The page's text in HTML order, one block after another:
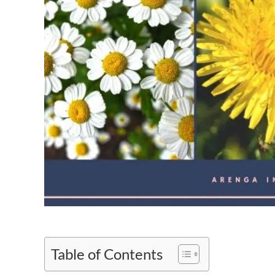
Table of Contents